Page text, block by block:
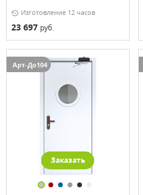
Изготовление 12 часов
23 697 руб.
Арт-До104
Заказать